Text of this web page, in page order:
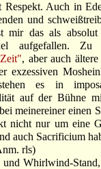
Respekt. Auch in
und
mir das als absolut
aufgefallen. Zu
, aber auch ältere
es in
auf der Bühne
meinereiner einen
nicht nur um eine
auch Sacrificium
rls)
Whirlwind-